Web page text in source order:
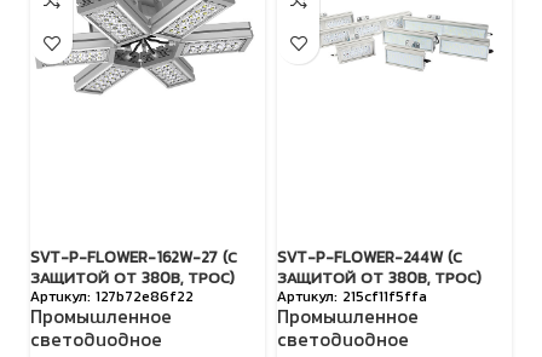
SVT-P-FLOWER-162W-27 (С
ЗАЩИТОЙ ОТ 380В, ТРОС)
127b72e86f22
Промышленное
светодиодное
SVT-P-FLOWER-244W (С
ЗАЩИТОЙ ОТ 380В, ТРОС)
215cf11f5ffa
Промышленное
светодиодное